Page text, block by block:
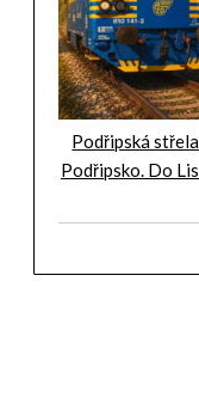
Podřipská
Podřipsko. Do